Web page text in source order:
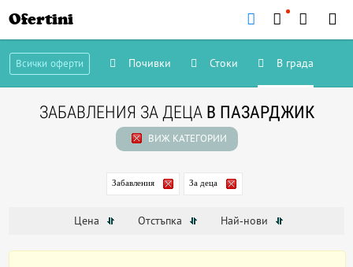
Ofertini
Всички оферти Почивки Стоки В града
ЗАБАВЛЕНИЯ ЗА ДЕЦА В ПАЗАРДЖИК
ВИЖ КАТЕГОРИИ
Забавления За деца
Цена Отстъпка Най-нови